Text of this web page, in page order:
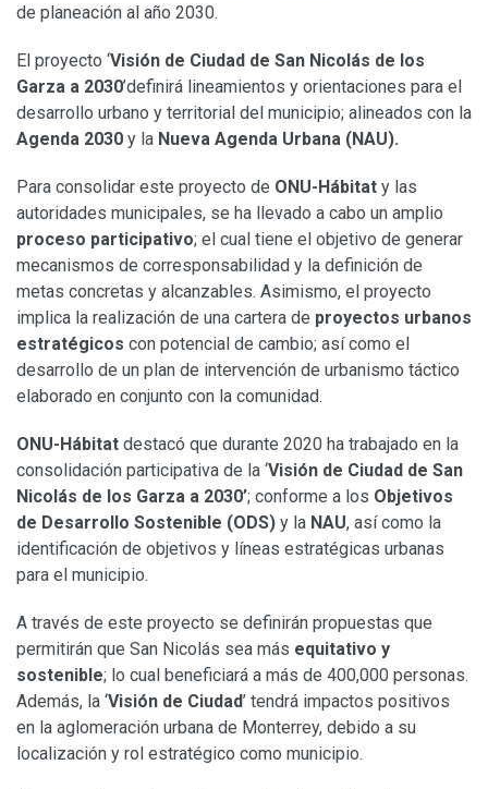
de planeación al año 2030.
El proyecto ‘Visión de Ciudad de San Nicolás de los
Garza a 2030’definirá lineamientos y orientaciones para el
desarrollo urbano y territorial del municipio; alineados con la
Agenda 2030 y la Nueva Agenda Urbana (NAU).
Para consolidar este proyecto de ONU-Hábitat y las
autoridades municipales, se ha llevado a cabo un amplio
proceso participativo; el cual tiene el objetivo de generar
mecanismos de corresponsabilidad y la definición de
metas concretas y alcanzables. Asimismo, el proyecto
implica la realización de una cartera de proyectos urbanos
estratégicos con potencial de cambio; así como el
desarrollo de un plan de intervención de urbanismo táctico
elaborado en conjunto con la comunidad.
ONU-Hábitat destacó que durante 2020 ha trabajado en la
consolidación participativa de la ‘Visión de Ciudad de San
Nicolás de los Garza a 2030’; conforme a los Objetivos
de Desarrollo Sostenible (ODS) y la NAU, así como la
identificación de objetivos y líneas estratégicas urbanas
para el municipio.
A través de este proyecto se definirán propuestas que
permitirán que San Nicolás sea más equitativo y
sostenible; lo cual beneficiará a más de 400,000 personas.
Además, la ‘Visión de Ciudad’ tendrá impactos positivos
en la aglomeración urbana de Monterrey, debido a su
localización y rol estratégico como municipio.